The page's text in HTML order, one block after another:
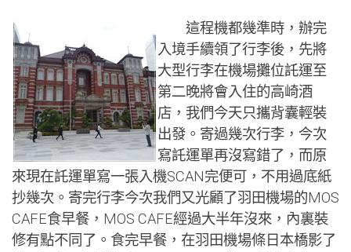
這程機都幾準時，辦完
入境手續領了行李後，先將
大型行李在機場攤位託運至
第二晚將會入住的高崎酒
店，我們今天只攜背囊輕裝
出發。寄過幾次行李，今次
寫託運單再沒寫錯了，而原
來現在託運單寫一張入機SCAN完便可，不用過底紙
抄幾次。寄完行李今次我們又光顧了羽田機場的MOS
CAFE食早餐，MOS CAFE經過大半年沒來，內裏裝
修有點不同了。食完早餐，在羽田機場條日本橋影了